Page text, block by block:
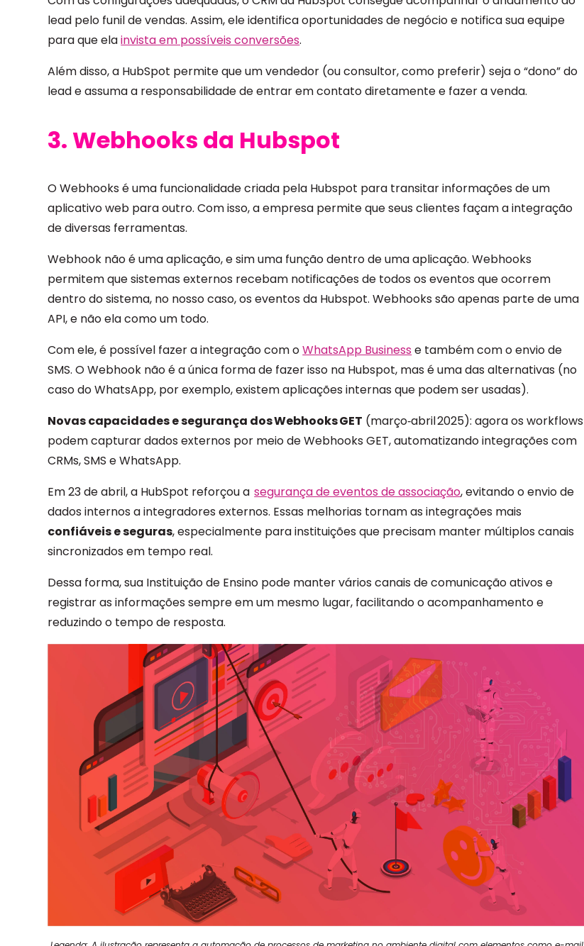
lead pelo funil de vendas. Assim, ele identifica oportunidades de negócio e notifica sua equipe
para que elainvista em possíveis conversões.
Além disso, a HubSpot permite que um vendedor (ou consultor, como preferir) seja o “dono” do
lead e assuma a responsabilidade de entrar em contato diretamente e fazer a venda.
3. Webhooks da Hubspot
O Webhooks é uma funcionalidade criada pela Hubspot para transitar informações de um
aplicativo web para outro. Com isso, a empresa permite que seus clientes façam a integração
de diversas ferramentas.
Webhook não é uma aplicação, e sim uma função dentro de uma aplicação. Webhooks
permitem que sistemas externos recebam notificações de todos os eventos que ocorrem
dentro do sistema, no nosso caso, os eventos da Hubspot. Webhooks são apenas parte de uma
API, e não ela como um todo.
Com ele, é possível fazer a integração com oWhatsApp Business e também com o envio de
SMS. O Webhook não é a única forma de fazer isso na Hubspot, mas é uma das alternativas (no
caso do WhatsApp, por exemplo, existem aplicações internas que podem ser usadas).
Novas capacidades e segurança dos Webhooks GET (março‑abril 2025): agora os workflows
podem capturar dados externos por meio de Webhooks GET, automatizando integrações com
CRMs, SMS e WhatsApp.
Em 23 de abril, a HubSpot reforçou asegurança de eventos de associação, evitando o envio de
dados internos a integradores externos. Essas melhorias tornam as integrações mais
confiáveis e seguras, especialmente para instituições que precisam manter múltiplos canais
sincronizados em tempo real.
Dessa forma, sua Instituição de Ensino pode manter vários canais de comunicação ativos e
registrar as informações sempre em um mesmo lugar, facilitando o acompanhamento e
reduzindo o tempo de resposta.